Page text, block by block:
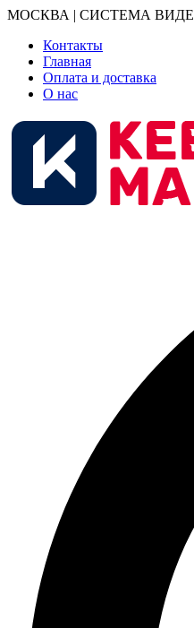
МОСКВА | СИСТЕМА
Контакты
Главная
Оплата и доставка
О нас